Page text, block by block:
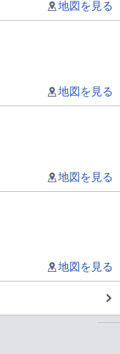
地図を見る
地図を見る
地図を見る
地図を見る